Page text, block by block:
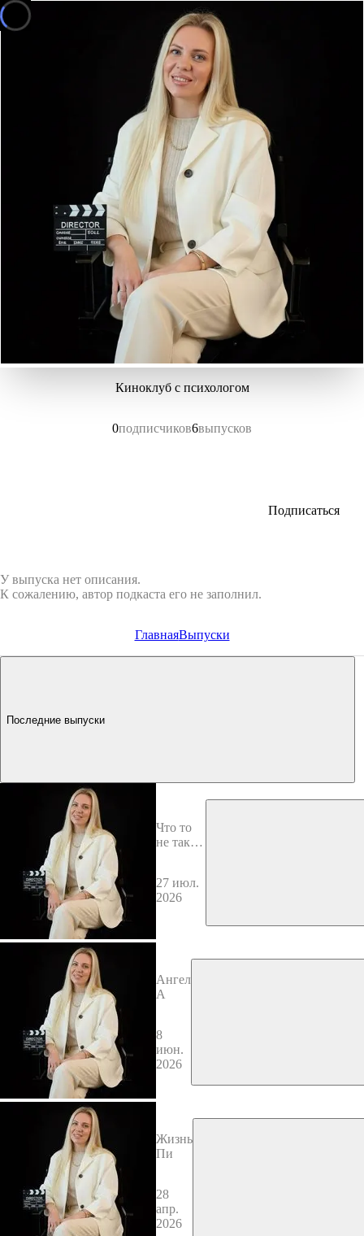
Киноклуб с психологом
0подписчиков6выпусков
Подписаться
У выпуска нет описания.
К сожалению, автор подкаста его не заполнил.
ГлавнаяВыпуски
Последние выпуски
Что то
не так с
27 июл.
2026
Ангел
А
8
июн.
2026
Жизнь
Пи
28
апр.
2026